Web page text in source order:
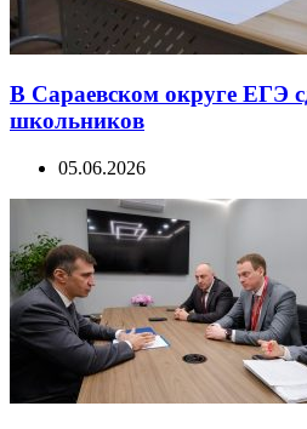
В Сараевском округе ЕГЭ
школьников
05.06.2026